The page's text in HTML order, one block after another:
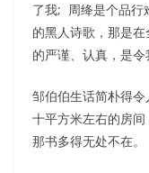
了我; 周绛是个品行
的黑人诗歌，那是
的严谨、认真，是令
邹伯伯生话简朴得
十平方米左右的房间
那书多得无处不在。